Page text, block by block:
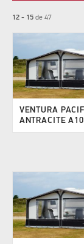
12 - 15de 47
VENTURA
ANTRACITE